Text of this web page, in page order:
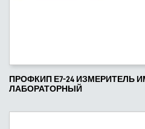
ПРОФКИП Е7-24 ИЗМЕРИТЕЛЬ
ЛАБОРАТОРНЫЙ